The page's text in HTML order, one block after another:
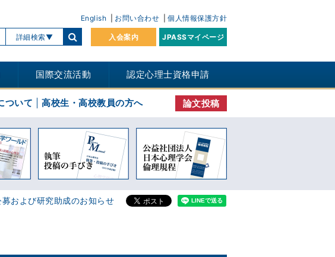
English お問い合わせ 個人情報保護方針
詳細検索 入会案内 JPASSマイページ
国際交流活動 認定心理士資格申請
ついて 高校生・高校教員の方へ 論文投稿
および研究助成のお知らせ